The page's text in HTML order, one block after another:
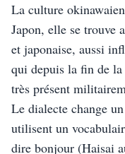
La culture
Japon, elle se trouve
et japonaise, aussi
qui depuis la fin de la
très présent
Le dialecte change
utilisent un
dire bonjour (Haisai